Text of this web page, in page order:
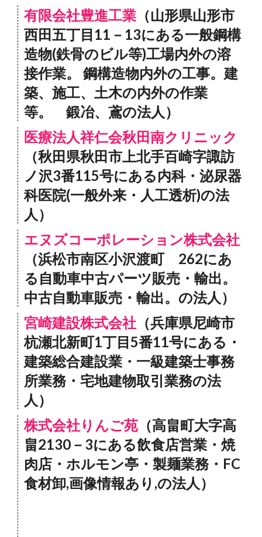
有限会社豊進工業 （山形県山形市
西田五丁目11－13にある一般鋼構
造物(鉄骨のビル等)工場内外の溶
接作業。 鋼構造物内外の工事。建
築、施工、土木の内外の作業
等。 鍛冶、鳶の法人）
医療法人祥仁会秋田南クリニック
（秋田県秋田市上北手百崎字諏訪
ノ沢3番115号にある内科・泌尿器
科医院(一般外来・人工透析)の法
人）
エヌズコーポレーション株式会社
（浜松市南区小沢渡町 262にあ
る自動車中古パーツ販売・輸出。
中古自動車販売・輸出。の法人）
宮崎建設株式会社 （兵庫県尼崎市
杭瀬北新町1丁目5番11号にある・
建築総合建設業・一級建築士事務
所業務・宅地建物取引業務の法
人）
株式会社りんご苑 （高畠町大字高
畠2130－3にある飲食店営業・焼
肉店・ホルモン亭・製麺業務・FC
食材卸,画像情報あり,の法人）